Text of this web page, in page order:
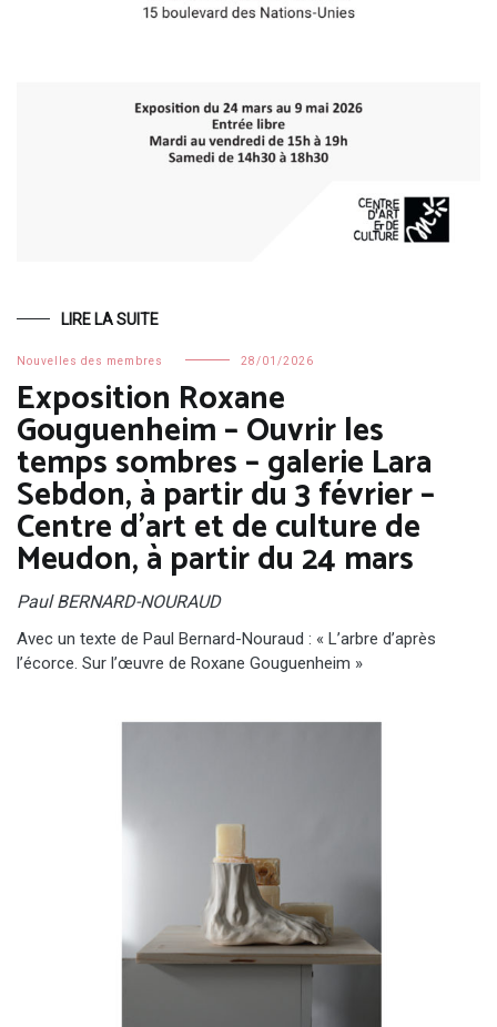
LIRE LA SUITE
Nouvelles des membres 28/01/2026
Exposition Roxane
Gouguenheim – Ouvrir les
temps sombres – galerie Lara
Sebdon, à partir du 3 février –
Centre d’art et de culture de
Meudon, à partir du 24 mars
Paul BERNARD-NOURAUD
Avec un texte de Paul Bernard-Nouraud : « L’arbre d’après
l’écorce. Sur l’œuvre de Roxane Gouguenheim »